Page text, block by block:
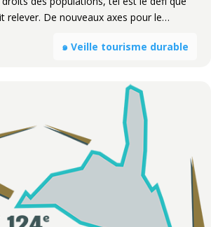
relever. De nouveaux axes pour le…
๑ Veille tourisme durable